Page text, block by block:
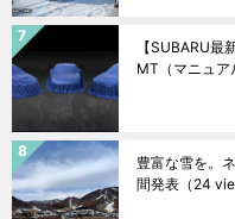
【SUBARU
MT（マニュア
豊富な雪を。
間発表 （24